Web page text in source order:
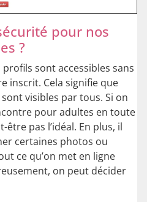
pour nos
?
sont accessibles sans
inscrit. Cela signifie que
visibles par tous. Si on
pour adultes en toute
être pas l’idéal. En plus, il
certaines photos ou
ce qu’on met en ligne
on peut décider